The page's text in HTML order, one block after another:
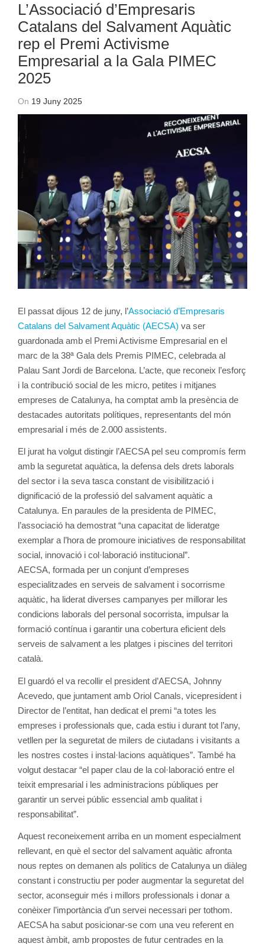
L’Associació d’Empresaris
Catalans del Salvament Aquàtic
rep el Premi Activisme
Empresarial a la Gala PIMEC
2025
On 19 Juny 2025
El passat dijous 12 de juny, l’Associació d’Empresaris
Catalans del Salvament Aquàtic (AECSA) va ser
guardonada amb el Premi Activisme Empresarial en el
marc de la 38ª Gala dels Premis PIMEC, celebrada al
Palau Sant Jordi de Barcelona. L’acte, que reconeix l’esforç
i la contribució social de les micro, petites i mitjanes
empreses de Catalunya, ha comptat amb la presència de
destacades autoritats polítiques, representants del món
empresarial i més de 2.000 assistents.
El jurat ha volgut distingir l’AECSA pel seu compromís ferm
amb la seguretat aquàtica, la defensa dels drets laborals
del sector i la seva tasca constant de visibilització i
dignificació de la professió del salvament aquàtic a
Catalunya. En paraules de la presidenta de PIMEC,
l’associació ha demostrat “una capacitat de lideratge
exemplar a l’hora de promoure iniciatives de responsabilitat
social, innovació i col·laboració institucional”.
AECSA, formada per un conjunt d’empreses
especialitzades en serveis de salvament i socorrisme
aquàtic, ha liderat diverses campanyes per millorar les
condicions laborals del personal socorrista, impulsar la
formació contínua i garantir una cobertura eficient dels
serveis de salvament a les platges i piscines del territori
català.
El guardó el va recollir el president d’AECSA, Johnny
Acevedo, que juntament amb Oriol Canals, vicepresident i
Director de l’entitat, han dedicat el premi “a totes les
empreses i professionals que, cada estiu i durant tot l’any,
vetllen per la seguretat de milers de ciutadans i visitants a
les nostres costes i instal·lacions aquàtiques”. També ha
volgut destacar “el paper clau de la col·laboració entre el
teixit empresarial i les administracions públiques per
garantir un servei públic essencial amb qualitat i
responsabilitat”.
Aquest reconeixement arriba en un moment especialment
rellevant, en què el sector del salvament aquàtic afronta
nous reptes on demanen als polítics de Catalunya un diàleg
constant i constructiu per poder augmentar la seguretat del
sector, aconseguir més i millors professionals i donar a
conèixer l’importància d’un servei necessari per tothom.
AECSA ha sabut posicionar-se com una veu referent en
aquest àmbit, amb propostes de futur centrades en la